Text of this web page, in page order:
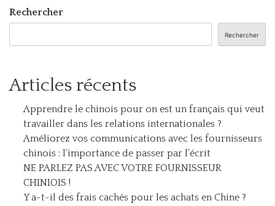
Rechercher
Rechercher
Articles récents
Apprendre le chinois pour on est un français qui veut
travailler dans les relations internationales ?
Améliorez vos communications avec les fournisseurs
chinois : l’importance de passer par l’écrit
NE PARLEZ PAS AVEC VOTRE FOURNISSEUR
CHINIOIS !
Y a-t-il des frais cachés pour les achats en Chine ?